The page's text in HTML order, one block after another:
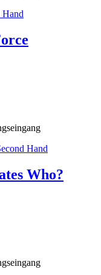
Hand
Hand
Who?